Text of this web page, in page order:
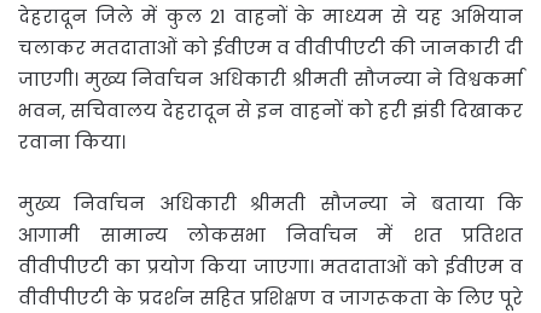
देहरादून जिले में कुल 21 वाहनों के माध्यम से यह अभियान
चलाकर मतदाताओं को ईवीएम व वीवीपीएटी की जानकारी दी
जाएगी। मुख्य निर्वाचन अधिकारी श्रीमती सौजन्या ने विश्वकर्मा
भवन, सचिवालय देहरादून से इन वाहनों को हरी झंडी दिखाकर
रवाना किया।
मुख्य निर्वाचन अधिकारी श्रीमती सौजन्या ने बताया कि
आगामी सामान्य लोकसभा निर्वाचन में शत प्रतिशत
वीवीपीएटी का प्रयोग किया जाएगा। मतदाताओं को ईवीएम व
वीवीपीएटी के प्रदर्शन सहित प्रशिक्षण व जागरूकता के लिए पूरे